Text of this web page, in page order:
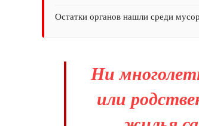
Остатки органов нашли среди
Ни
или